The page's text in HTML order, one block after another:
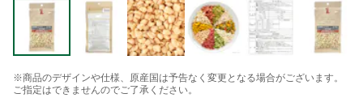
※商品のデザインや仕様、原産国は予告なく変更となる場合がございます。
ご指定はできませんのでご了承ください。